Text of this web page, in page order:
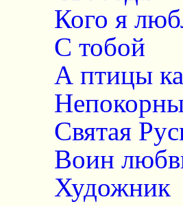
Кого я
С тобой
А птицы
Святая
Воин
Художник